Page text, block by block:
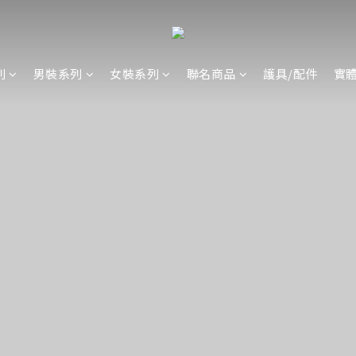
男裝系列 女裝系列 聯名商品 護具/配件 實